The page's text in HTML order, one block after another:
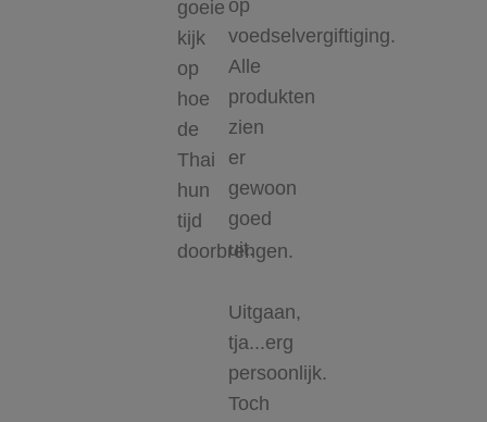
goeie
kijk
op
hoe
de
Thai
hun
tijd
doorbrengen.
op
voedselvergiftiging.
Alle
produkten
zien
er
gewoon
goed
uit.
Uitgaan,
tja...erg
persoonlijk.
Toch